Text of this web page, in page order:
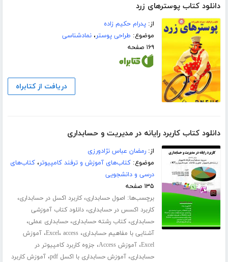
دانلود کتاب پوسترهای زرد
از:پدرام حکیم زاده
موضوع: طراحی پوستر،نمادشناسی
۱۶۹ صفحه
دریافت از کتابراه
دانلود کتاب کاربرد رایانه در مدیریت و حسابداری
از:رمضان عباس نژادورزی
موضوع:کتاب‌های آموزش و ترفند کامپیوتر،کتاب‌های
درسی و دانشجویی
۱۳۵ صفحه
برچسب‌ها: اصول حسابداری،کاربرد اکسل در حسابداری،
کاربرد اکسس در حسابداری،دانلود کتاب آموزشی
حسابداری،کتاب رشته حسابداری،حسابداری عملی،
آشنایی با مفاهیم حسابداری، Excel، access ،آموزش
Excel،آموزش Access ، جزوه کاربرد کامپیوتر در
حسابداری،آموزش حسابداری با اکسل pdf ،آموزش کاربرد